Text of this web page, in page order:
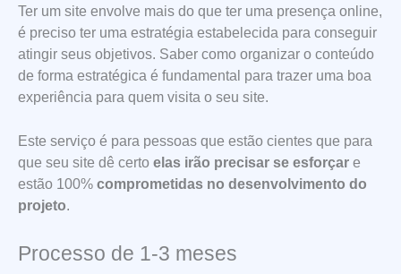
Ter um site envolve mais do que ter uma presença online,
é preciso ter uma estratégia estabelecida para conseguir
atingir seus objetivos. Saber como organizar o conteúdo
de forma estratégica é fundamental para trazer uma boa
experiência para quem visita o seu site.
Este serviço é para pessoas que estão cientes que para
que seu site dê certo elas irão precisar se esforçar e
estão 100% comprometidas no desenvolvimento do
projeto.
Processo de 1-3 meses